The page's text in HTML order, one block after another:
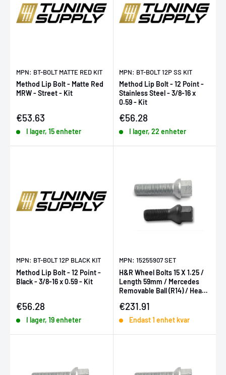
MPN: BT-BOLT MATTE RED KIT
Method Lip Bolt - Matte Red
MRW - Street - Kit
Försäljningspris
€53.63
I lager, 15 enheter
MPN: BT-BOLT 12P SS KIT
Method Lip Bolt - 12 Point -
Stainless Steel - 3/8-16 x
0.59 - Kit
Försäljningspris
€56.28
I lager, 22 enheter
MPN: BT-BOLT 12P BLACK KIT
Method Lip Bolt - 12 Point -
Black - 3/8-16 x 0.59 - Kit
Försäljningspris
€56.28
I lager, 19 enheter
MPN: 15255907 SET
H&R Wheel Bolts 15 X 1.25 /
Length 59mm / Mercedes
Removable Ball (R14) / Head
Försäljningspris
€231.91
Endast 1 enhet kvar